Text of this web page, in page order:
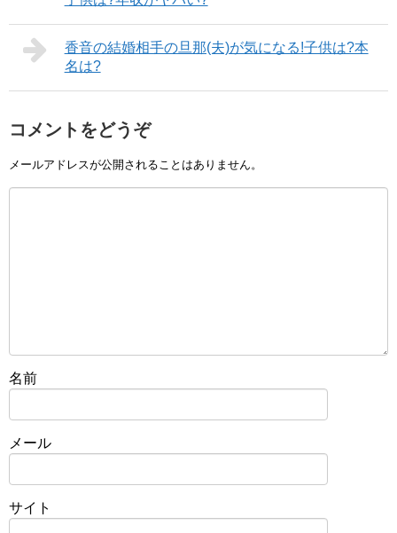
香音の結婚相手の旦那(夫)が気になる!子供は?本
名は?
コメントをどうぞ
メールアドレスが公開されることはありません。
名前
メール
サイト